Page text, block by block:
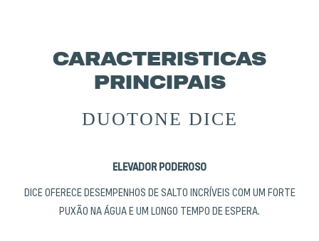
CARACTERISTICAS
PRINCIPAIS
DUOTONE DICE
ELEVADOR PODEROSO
DICE OFERECE DESEMPENHOS DE SALTO INCRÍVEIS COM UM FORTE
PUXÃO NA ÁGUA E UM LONGO TEMPO DE ESPERA.